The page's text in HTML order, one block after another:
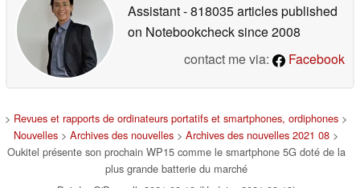
Assistant- 818035 articles published
on Notebookchecksince 2008
contact me via:
Facebook
> Revues et rapports de ordinateurs portatifs et smartphones, ordiphones >
Nouvelles > Archives des nouvelles > Archives des nouvelles 2021 08 >
Oukitel présente son prochain WP15 comme le smartphone 5G doté de la
plus grande batterie du marché